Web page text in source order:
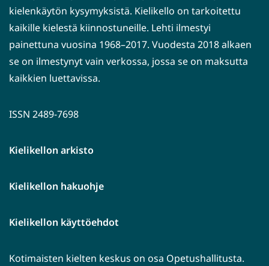
kielenkäytön kysymyksistä. Kielikello on tarkoitettu
kaikille kielestä kiinnostuneille. Lehti ilmestyi
painettuna vuosina 1968–2017. Vuodesta 2018 alkaen
se on ilmestynyt vain verkossa, jossa se on maksutta
kaikkien luettavissa.
ISSN 2489-7698
Kielikellon arkisto
Kielikellon hakuohje
Kielikellon käyttöehdot
Kotimaisten kielten keskus on osa Opetushallitusta.